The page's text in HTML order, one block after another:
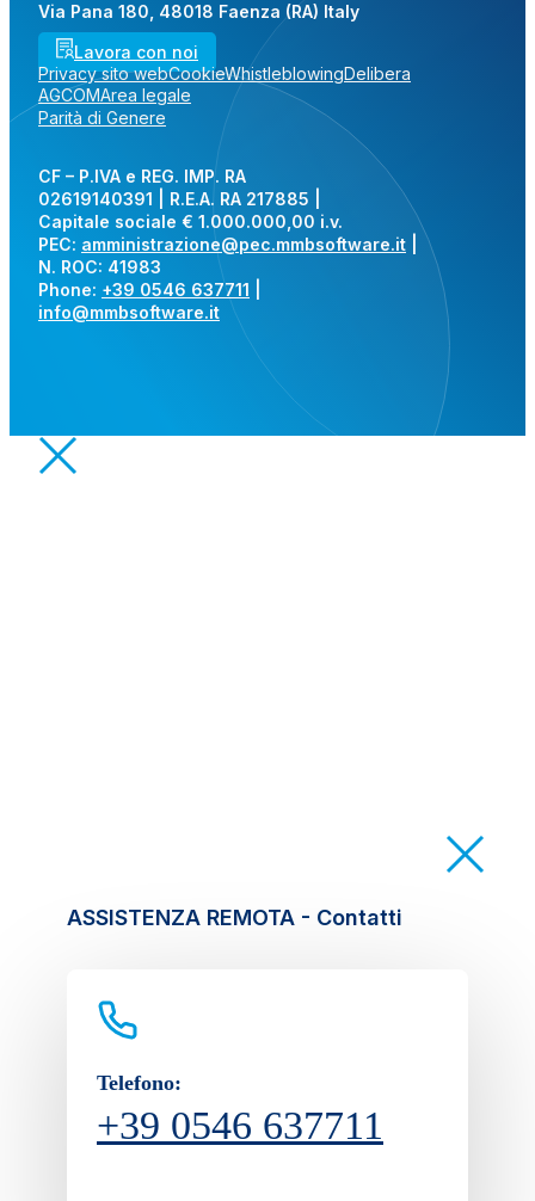
Via Pana 180, 48018 Faenza (RA) Italy
Lavora con noi
Privacy sito webCookieWhistleblowingDelibera
AGCOMArea legale
Parità di Genere
CF – P.IVA e REG. IMP. RA
02619140391 | R.E.A. RA 217885 |
Capitale sociale € 1.000.000,00 i.v.
PEC: amministrazione@pec.mmbsoftware.it
N. ROC: 41983
Phone: +39 0546 637711
info@mmbsoftware.it
ASSISTENZA REMOTA - Contatti
Telefono:
+39 0546 637711